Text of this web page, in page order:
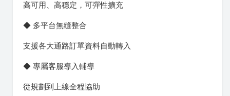
高可用、高穩定，可彈性擴充
◆ 多平台無縫整合
支援各大通路訂單資料自動轉入
◆ 專屬客服導入輔導
從規劃到上線全程協助